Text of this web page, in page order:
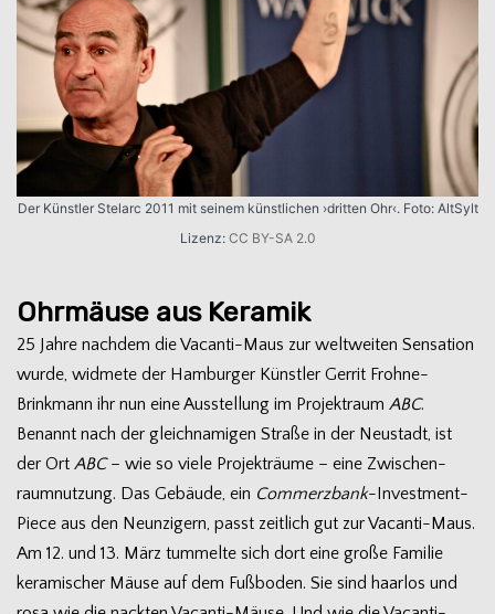
Der Künst­ler Stel­arc 2011 mit sei­nem künst­li­chen ›drit­ten Ohr‹. Foto: Alt­Sylt
Lizenz: CC BY-SA 2.0
Ohrmäuse aus Keramik
25 Jahre nach­dem die Vacanti-Maus zur welt­wei­ten Sen­sa­tion
wurde, wid­mete der Ham­bur­ger Künst­ler Ger­rit Frohne-
Brinkmann ihr nun eine Aus­stel­lung im Pro­jekt­raum ABC.
Benannt nach der gleich­na­mi­gen Straße in der Neu­stadt, ist
der Ort ABC– wie so viele Pro­jekt­räume – eine Zwi­schen­
raum­nut­zung. Das Gebäude, ein Com­merz­bank-Investment-
Piece aus den Neun­zi­gern, passt zeit­lich gut zur Vacanti-Maus.
Am 12. und 13. März tum­melte sich dort eine große Fami­lie
kera­mi­scher Mäuse auf dem Fuß­bo­den. Sie sind haar­los und